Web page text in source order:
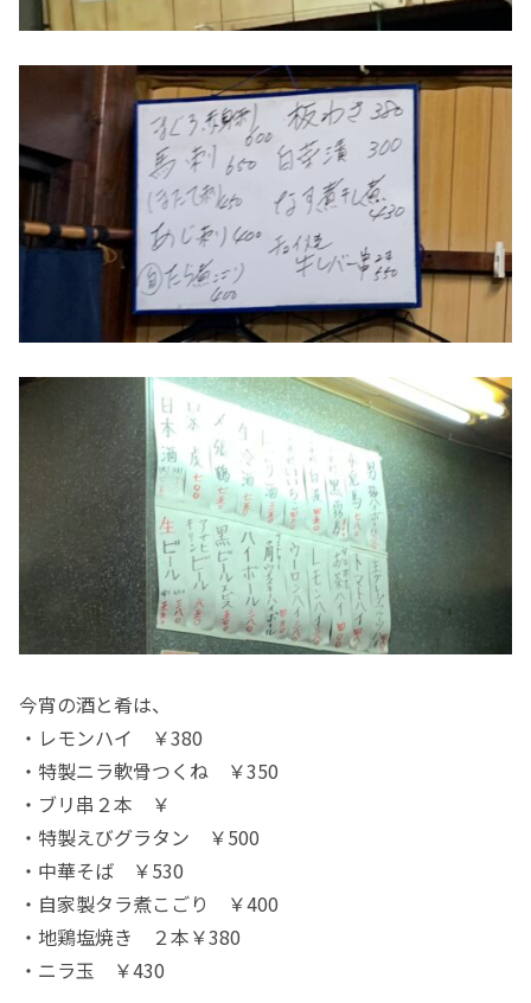
今宵の酒と肴は、
・レモンハイ ￥380
・特製ニラ軟骨つくね ￥350
・ブリ串２本 ￥
・特製えびグラタン ￥500
・中華そば ￥530
・自家製タラ煮こごり ￥400
・地鶏塩焼き ２本￥380
・ニラ玉 ￥430